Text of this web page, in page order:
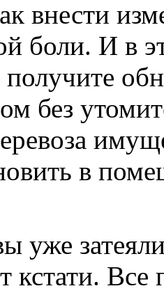
внести
боли. И в
без
в
кстати.